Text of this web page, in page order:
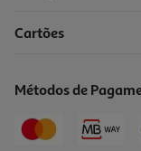
Cartões
Métodos de